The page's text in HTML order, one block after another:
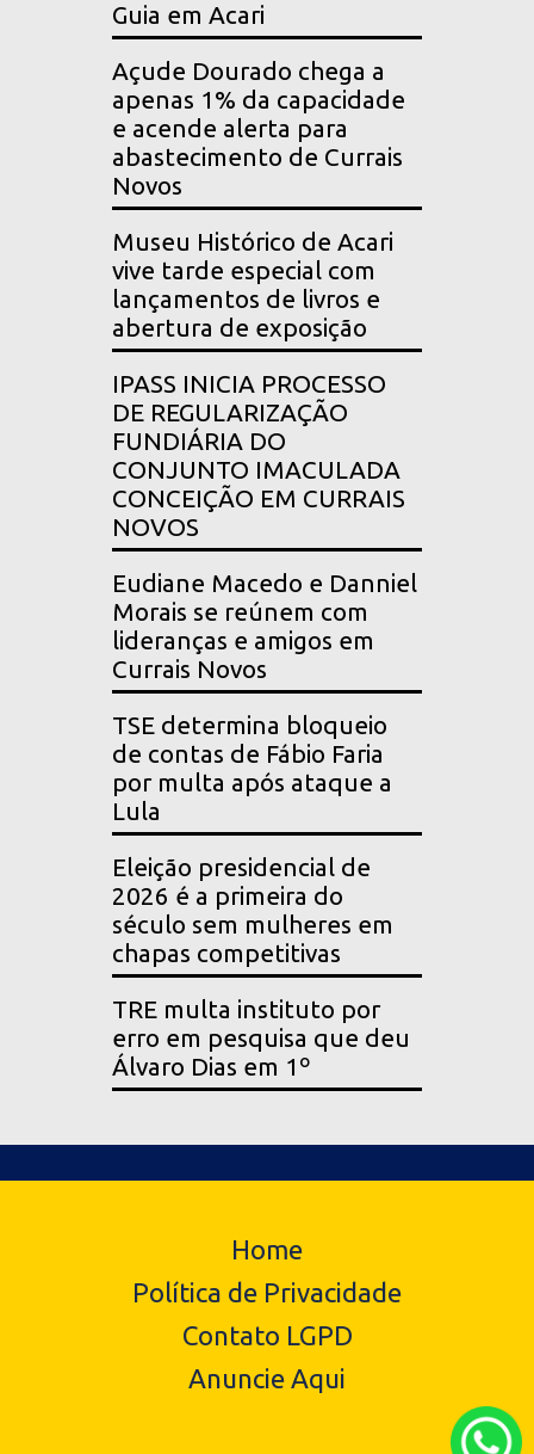
Guia em Acari
Açude Dourado chega a
apenas 1% da capacidade
e acende alerta para
abastecimento de Currais
Novos
Museu Histórico de Acari
vive tarde especial com
lançamentos de livros e
abertura de exposição
IPASS INICIA PROCESSO
DE REGULARIZAÇÃO
FUNDIÁRIA DO
CONJUNTO IMACULADA
CONCEIÇÃO EM CURRAIS
NOVOS
Eudiane Macedo e Danniel
Morais se reúnem com
lideranças e amigos em
Currais Novos
TSE determina bloqueio
de contas de Fábio Faria
por multa após ataque a
Lula
Eleição presidencial de
2026 é a primeira do
século sem mulheres em
chapas competitivas
TRE multa instituto por
erro em pesquisa que deu
Álvaro Dias em 1º
Home
Política de Privacidade
Contato LGPD
Anuncie Aqui